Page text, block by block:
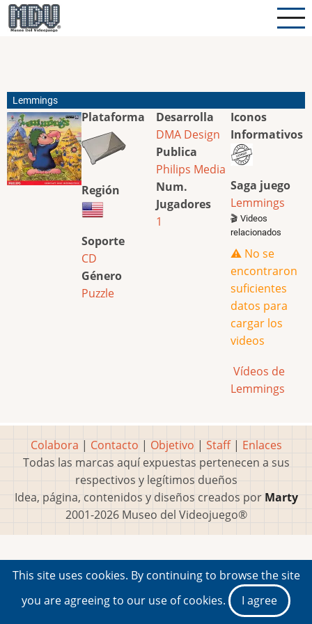
Pasar
al
Lemmings
Plataforma
Región
Soporte
CD
Género
Puzzle
Desarrolla
DMA Design
Publica
Philips Media
Num.
Jugadores
1
Iconos
Informativos
Saga juego
Lemmings
🎬 Videos
relacionados
⚠️ No se
encontraron
suficientes
datos para
cargar los
videos
Vídeos de
Lemmings
Colabora | Contacto | Objetivo | Staff| Enlaces
Todas las marcas aquí expuestas pertenecen a sus
respectivos y legítimos dueños
Idea, página, contenidos y diseños creados por Marty
2001-2026 Museo del Videojuego®
This site uses cookies. By continuing to browse the site
you are agreeing to our use of cookies.
I agree